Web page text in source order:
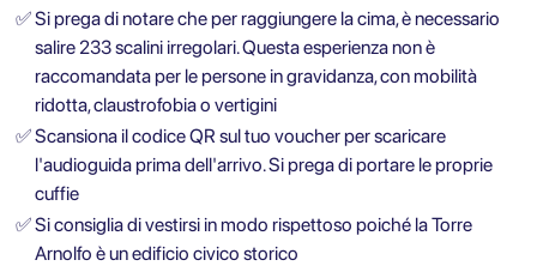
✅Si prega di notare che per raggiungere la cima, è necessario
salire 233 scalini irregolari. Questa esperienza non è
raccomandata per le persone in gravidanza, con mobilità
ridotta, claustrofobia o vertigini
✅Scansiona il codice QR sul tuo voucher per scaricare
l'audioguida prima dell'arrivo. Si prega di portare le proprie
cuffie
✅Si consiglia di vestirsi in modo rispettoso poiché la Torre
Arnolfo è un edificio civico storico